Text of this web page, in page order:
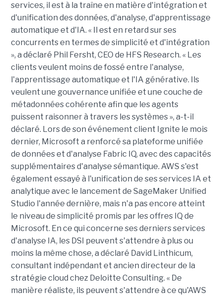
services, il est à la traîne en matière d'intégration et
d'unification des données, d'analyse, d'apprentissage
automatique et d'IA. « Il est en retard sur ses
concurrents en termes de simplicité et d'intégration
», a déclaré Phil Fersht, CEO de HFS Research. « Les
clients veulent moins de fossé entre l'analyse,
l'apprentissage automatique et l'IA générative. Ils
veulent une gouvernance unifiée et une couche de
métadonnées cohérente afin que les agents
puissent raisonner à travers les systèmes », a-t-il
déclaré. Lors de son événement client Ignite le mois
dernier, Microsoft a renforcé sa plateforme unifiée
de données et d'analyse Fabric IQ, avec des capacités
supplémentaires d'analyse sémantique. AWS s'est
également essayé à l'unification de ses services IA et
analytique avec le lancement de SageMaker Unified
Studio l'année dernière, mais n'a pas encore atteint
le niveau de simplicité promis par les offres IQ de
Microsoft. En ce qui concerne ses derniers services
d'analyse IA, les DSI peuvent s'attendre à plus ou
moins la même chose, a déclaré David Linthicum,
consultant indépendant et ancien directeur de la
stratégie cloud chez Deloitte Consulting. « De
manière réaliste, ils peuvent s'attendre à ce qu'AWS